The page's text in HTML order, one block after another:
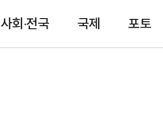
사회·전국 국제 포토